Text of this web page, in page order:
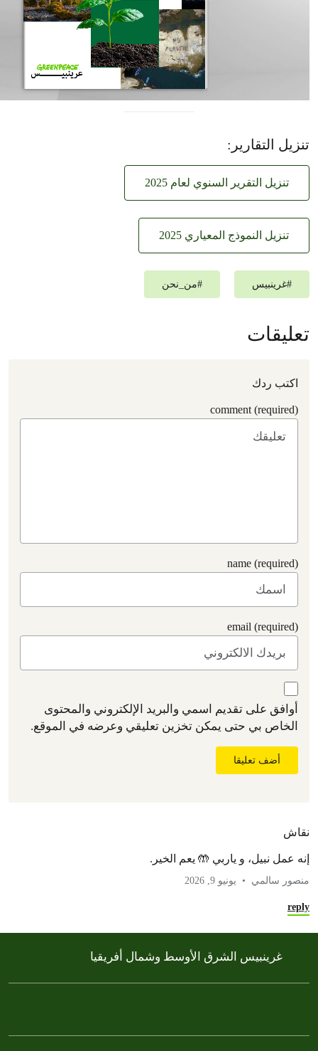
تنزيل التقارير:
تنزيل التقرير السنوي لعام 2025
تنزيل النموذج المعياري 2025
#غرينبيس‎ #من_نحن
تعليقات
اكتب ردك
comment (required)
name (required)
email (required)
أوافق على تقديم اسمي والبريد الإلكتروني والمحتوى
الخاص بي حتى يمكن تخزين تعليقي وعرضه في الموقع.
أضف تعليقا
نقاش
إنه عمل نبيل، و ياربي 🤲 يعم الخير.
منصور سالمي يونيو 9, 2026
reply